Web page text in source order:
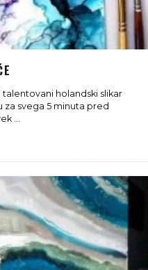
holandski slikar
za svega 5 minuta pred